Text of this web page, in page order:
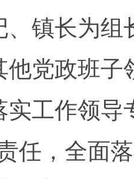
、镇长为组
他党政班子
实工作领
任，全面